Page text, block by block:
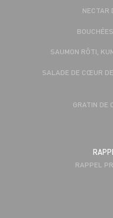
NECTAR
SAUMON RÔTI,
SALADE DE CŒUR
GRATIN DE
RAPPEL